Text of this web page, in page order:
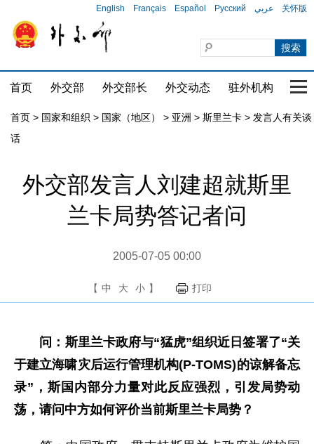
English Français Español Русский عربي 关怀版
首页 外交部 外交部长 外交动态 驻外机构 国
首页 > 国家和组织 > 国家（地区） > 亚洲 > 斯里兰卡 > 发言人有关谈
话
外交部发言人刘建超就斯里
兰卡局势答记者问
2005-07-05 00:00
【 中 大 小 】 打印
问：斯里兰卡政府与“猛虎”组织近日签署了“关
于建立海啸灾后运行管理机构(P-TOMS)的谅解备忘
录”，斯国内部分力量对此反应强烈，引发局势动
荡，请问中方如何评价当前斯里兰卡局势？